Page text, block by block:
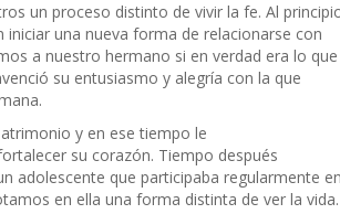
un proceso distinto de vivir la fe. Al
una nueva forma de relacionarse con
a nuestro hermano si en verdad era lo que
su entusiasmo y alegría con la que
y en ese tiempo le
su corazón. Tiempo después
adolescente que participaba regularmente en
en ella una forma distinta de ver la vida.